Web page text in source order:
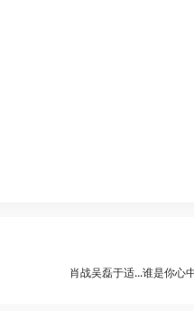
肖战吴磊于适...谁是你心